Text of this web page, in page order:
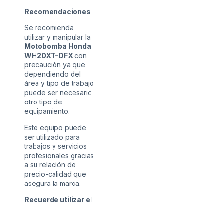
Recomendaciones
Se recomienda
utilizar y manipular la
Motobomba Honda
WH20XT-DFX con
precaución ya que
dependiendo del
área y tipo de trabajo
puede ser necesario
otro tipo de
equipamiento.
Este equipo puede
ser utilizado para
trabajos y servicios
profesionales gracias
a su relación de
precio-calidad que
asegura la marca.
Recuerde utilizar el